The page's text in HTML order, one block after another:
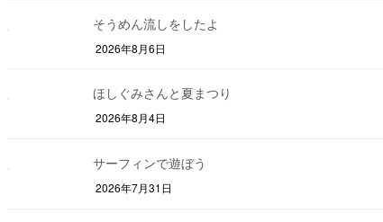
そうめん流しをしたよ
2026年8月6日
ほしぐみさんと夏まつり
2026年8月4日
サーフィンで遊ぼう
2026年7月31日